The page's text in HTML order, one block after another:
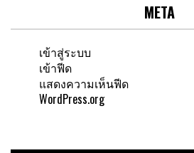
META
เข้าสู่ระบบ
เข้าฟีด
แสดงความเห็นฟีด
WordPress.org